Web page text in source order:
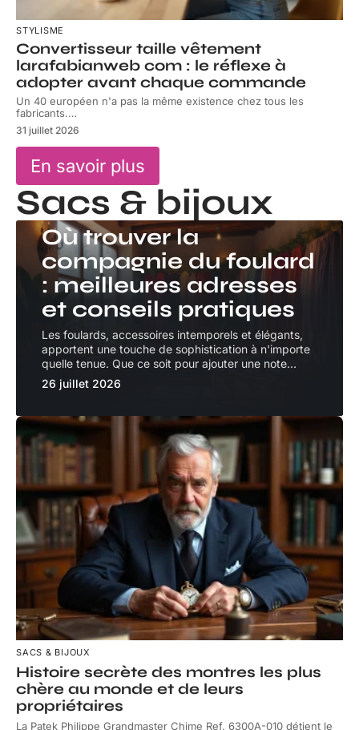
STYLISME
Convertisseur taille vêtement
larafabianweb com : le réflexe à
adopter avant chaque commande
Un 40 européen n'a pas la même existence chez tous les
fabricants.…
31 juillet 2026
En savoir plus
Sacs & bijoux
SACS & BIJOUX
Où trouver la
compagnie du foulard
: meilleures adresses
et conseils pratiques
Les foulards, accessoires intemporels et élégants,
apportent une touche de sophistication à n'importe
quelle tenue. Que ce soit pour ajouter une note…
26 juillet 2026
SACS & BIJOUX
Histoire secrète des montres les plus
chère au monde et de leurs
propriétaires
La Patek Philippe Grandmaster Chime Ref. 6300A-010 détient le